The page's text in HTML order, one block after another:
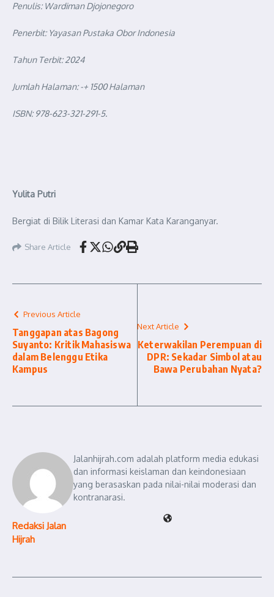
Penulis: Wardiman Djojonegoro
Penerbit: Yayasan Pustaka Obor Indonesia
Tahun Terbit: 2024
Jumlah Halaman: -+ 1500 Halaman
ISBN: 978-623-321-291-5.
Yulita Putri
Bergiat di Bilik Literasi dan Kamar Kata Karanganyar.
Share Article
Previous Article
Tanggapan atas Bagong
Suyanto: Kritik Mahasiswa
dalam Belenggu Etika
Kampus
Next Article
Keterwakilan Perempuan di
DPR: Sekadar Simbol atau
Bawa Perubahan Nyata?
Redaksi Jalan
Hijrah
Jalanhijrah.com adalah platform media edukasi
dan informasi keislaman dan keindonesiaan
yang berasaskan pada nilai-nilai moderasi dan
kontranarasi.